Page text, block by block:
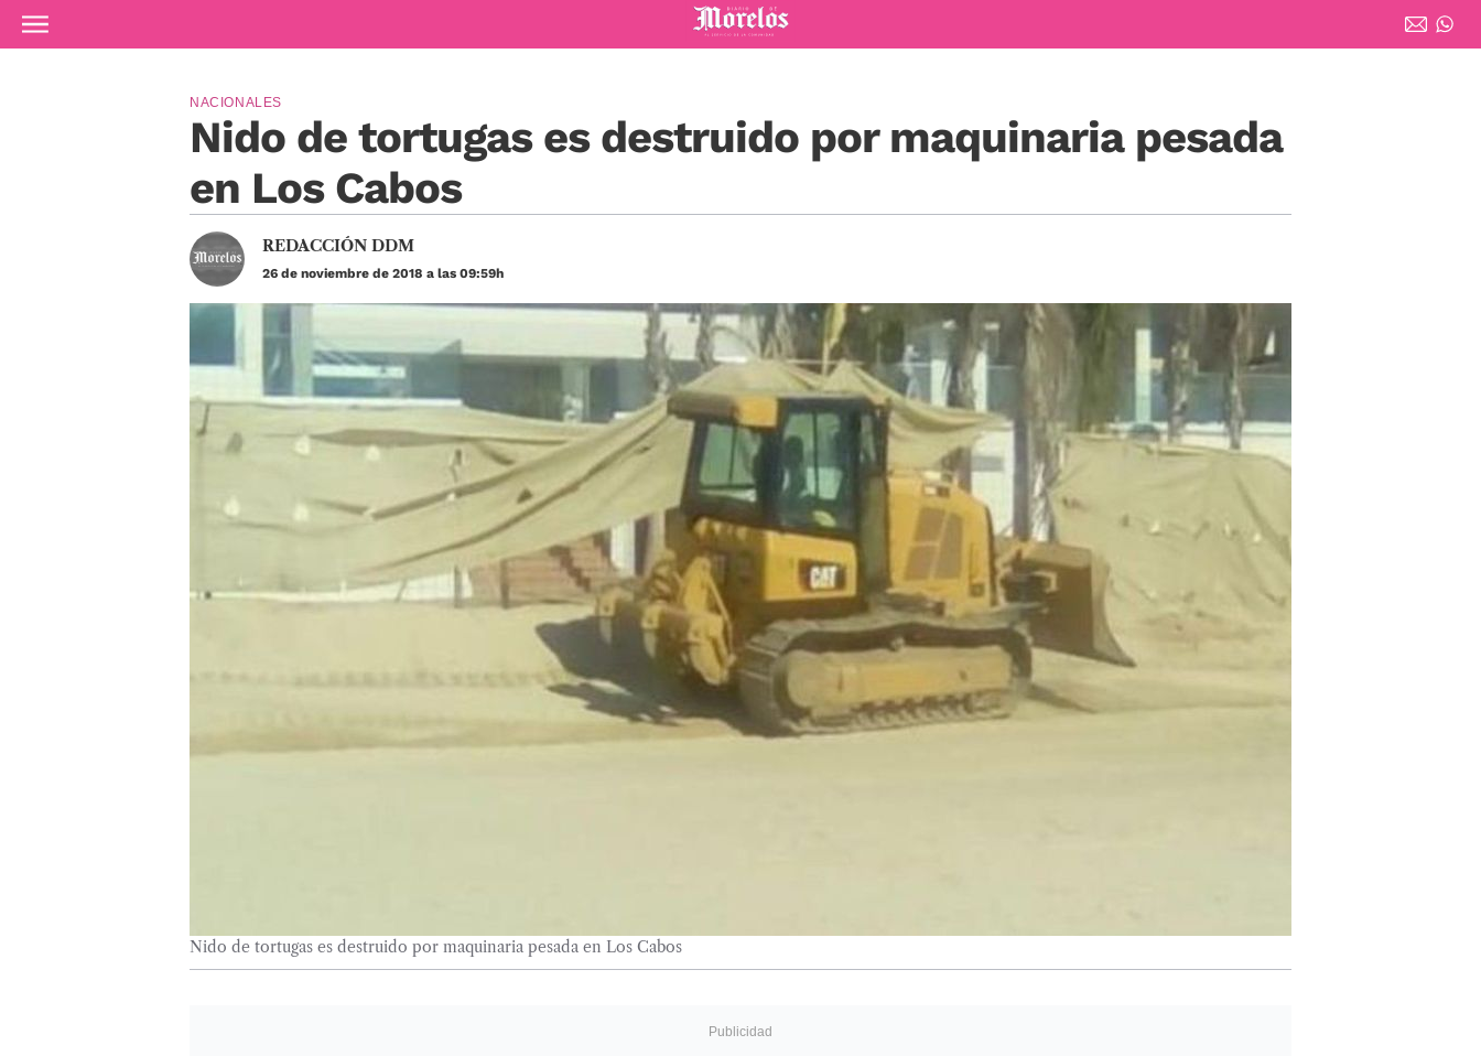
Ir al contenido principal
Diario de Morelos
Nido de tortugas es destruido por maquinaria pesada
en Los Cabos
NACIONALES
REDACCIÓN DDM
26 de noviembre de 2018 a las 09:59h
Nido de tortugas es destruido por maquinaria pesada en Los Cabos